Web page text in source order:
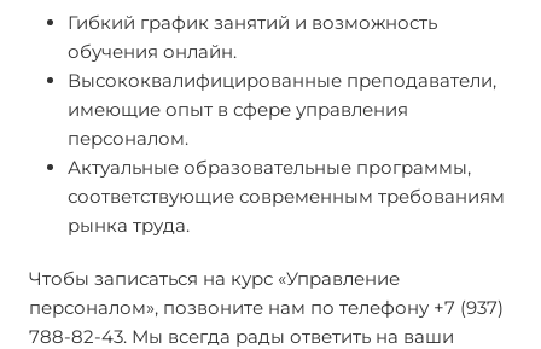
Гибкий график занятий и возможность
обучения онлайн.
Высококвалифицированные преподаватели,
имеющие опыт в сфере управления
персоналом.
Актуальные образовательные программы,
соответствующие современным требованиям
рынка труда.
Чтобы записаться на курс «Управление
персоналом», позвоните нам по телефону +7 (937)
788-82-43. Мы всегда рады ответить на ваши